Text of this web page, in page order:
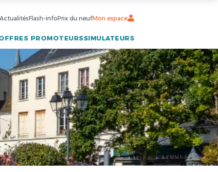
ActualitésFlash-infoPrix du neufMon espace
PROMOTEURSSIMULATEURS